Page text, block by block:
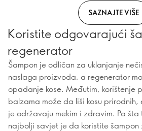
SAZNAJTE VIŠE
Koristite odgovarajući
regenerator
Šampon je odličan za uklanjanje
naslaga proizvoda, a regenerator
opadanje kose. Međutim, korištenje
balzama može da liši kosu prirodnih,
je održavaju mekim i zdravim. Pa
najbolji savjet je da koristite